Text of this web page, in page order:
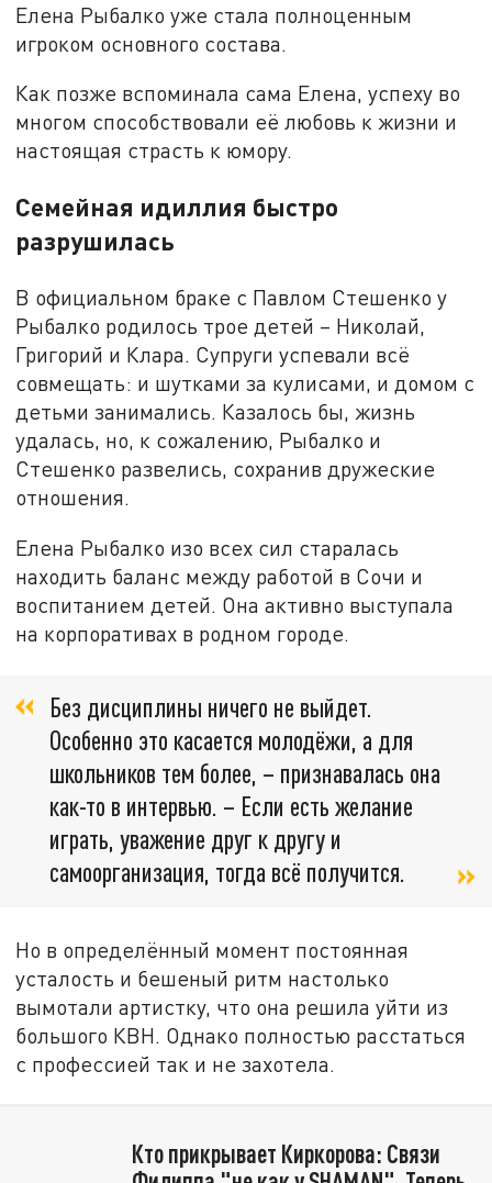
Елена Рыбалко уже стала полноценным
игроком основного состава.
Как позже вспоминала сама Елена, успеху во
многом способствовали её любовь к жизни и
настоящая страсть к юмору.
Семейная идиллия быстро
разрушилась
В официальном браке с Павлом Стешенко у
Рыбалко родилось трое детей – Николай,
Григорий и Клара. Супруги успевали всё
совмещать: и шутками за кулисами, и домом с
детьми занимались. Казалось бы, жизнь
удалась, но, к сожалению, Рыбалко и
Стешенко развелись, сохранив дружеские
отношения.
Елена Рыбалко изо всех сил старалась
находить баланс между работой в Сочи и
воспитанием детей. Она активно выступала
на корпоративах в родном городе.
Без дисциплины ничего не выйдет.
Особенно это касается молодёжи, а для
школьников тем более, – признавалась она
как-то в интервью. – Если есть желание
играть, уважение друг к другу и
самоорганизация, тогда всё получится.
Но в определённый момент постоянная
усталость и бешеный ритм настолько
вымотали артистку, что она решила уйти из
большого КВН. Однако полностью расстаться
с профессией так и не захотела.
Кто прикрывает Киркорова: Связи